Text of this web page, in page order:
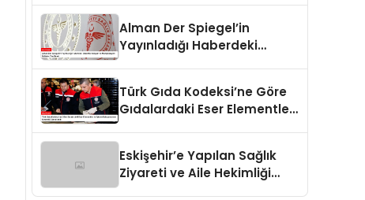
Alman Der Spiegel’in
Yayınladığı Haberdeki
Yanıtlandı
Türk Gıda Kodeksi’ne Göre
Gıdalardaki Eser Elementler
Eskişehir’e Yapılan Sağlık
Ziyareti ve Aile Hekimliği